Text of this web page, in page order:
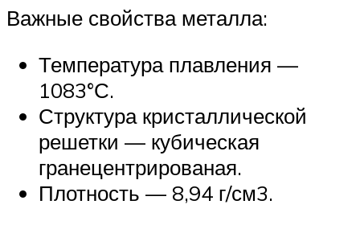
Важные свойства металла:
Температура плавления —
1083°С.
Структура кристаллической
решетки — кубическая
гранецентрированая.
Плотность — 8,94 г/см3.